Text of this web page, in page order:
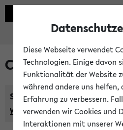
Courses taught
Semester:
WiSe 2026/2027 SoSe 2026
Diese Webseite verwendet
Technologien. Einige davon
Funktionalität der Website
während andere uns helfen,
Erfahrung zu verbessern.
verwenden wir Cookies und
Interaktionen mit unserer